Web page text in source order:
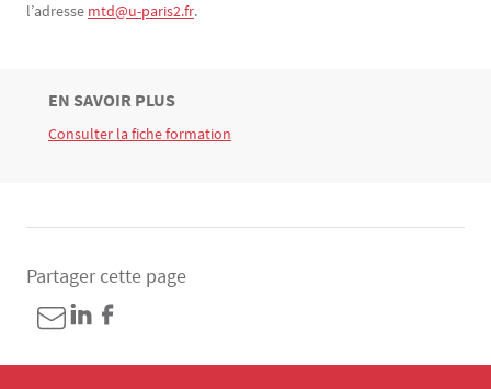
l’adresse mtd@u-paris2.fr.
Bloc(s) libre(s)
TITRE
EN SAVOIR PLUS
Texte
Consulter la fiche formation
Partager cette page